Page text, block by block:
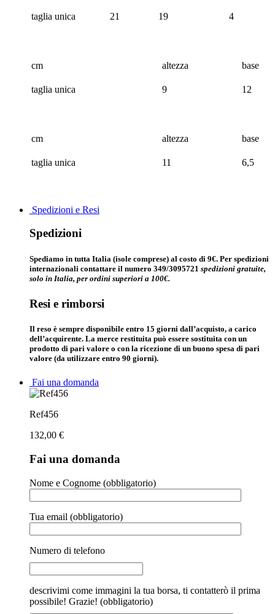
taglia unica 21 19 4
cm altezza base
taglia unica 9 12
cm altezza base
taglia unica 11 6,5
Spedizioni e Resi
Spedizioni
Spediamo in tutta Italia (isole comprese) al costo di 9€. Per spedizioni
internazionali contattare il numero 349/3095721 spedizioni gratuite,
solo in Italia, per ordini superiori a 100€.
Resi e rimborsi
Il reso è sempre disponibile entro 15 giorni dall’acquisto, a carico
dell’acquirente. La merce restituita può essere sostituita con un
prodotto di pari valore o con la ricezione di un buono spesa di pari
valore (da utilizzare entro 90 giorni).
Fai una domanda
Ref456
132,00 €
Fai una domanda
Nome e Cognome (obbligatorio)
Tua email (obbligatorio)
Numero di telefono
descrivimi come immagini la tua borsa, ti contatterò il prima
possibile! Grazie! (obbligatorio)